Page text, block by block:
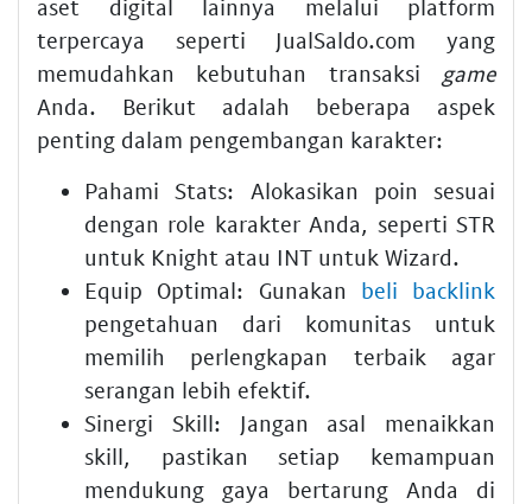
aset digital lainnya melalui platform
terpercaya seperti JualSaldo.com yang
memudahkan kebutuhan transaksi game
Anda. Berikut adalah beberapa aspek
penting dalam pengembangan karakter:
Pahami Stats: Alokasikan poin sesuai
dengan role karakter Anda, seperti STR
untuk Knight atau INT untuk Wizard.
Equip Optimal: Gunakan beli backlink
pengetahuan dari komunitas untuk
memilih perlengkapan terbaik agar
serangan lebih efektif.
Sinergi Skill: Jangan asal menaikkan
skill, pastikan setiap kemampuan
mendukung gaya bertarung Anda di